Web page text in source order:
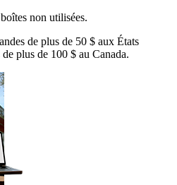
non utilisées.
de plus de 50 $ aux États
plus de 100 $ au Canada.